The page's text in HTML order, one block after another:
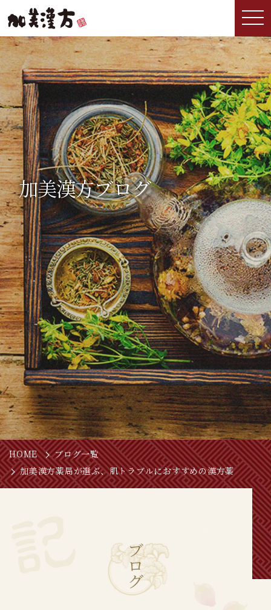
加美漢方ブログ
HOME
ブログ一覧
加美漢方薬局が選ぶ、肌トラブルにおすすめの漢方薬
ブ
ロ
グ